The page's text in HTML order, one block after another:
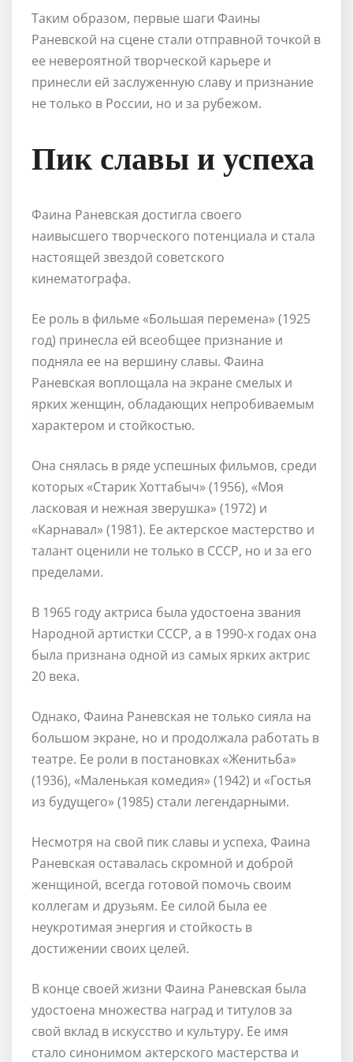
Таким образом, первые шаги Фаины
Раневской на сцене стали отправной точкой в
ее невероятной творческой карьере и
принесли ей заслуженную славу и признание
не только в России, но и за рубежом.
Пик славы и успеха
Фаина Раневская достигла своего
наивысшего творческого потенциала и стала
настоящей звездой советского
кинематографа.
Ее роль в фильме «Большая перемена» (1925
год) принесла ей всеобщее признание и
подняла ее на вершину славы. Фаина
Раневская воплощала на экране смелых и
ярких женщин, обладающих непробиваемым
характером и стойкостью.
Она снялась в ряде успешных фильмов, среди
которых «Старик Хоттабыч» (1956), «Моя
ласковая и нежная зверушка» (1972) и
«Карнавал» (1981). Ее актерское мастерство и
талант оценили не только в СССР, но и за его
пределами.
В 1965 году актриса была удостоена звания
Народной артистки СССР, а в 1990-х годах она
была признана одной из самых ярких актрис
20 века.
Однако, Фаина Раневская не только сияла на
большом экране, но и продолжала работать в
театре. Ее роли в постановках «Женитьба»
(1936), «Маленькая комедия» (1942) и «Гостья
из будущего» (1985) стали легендарными.
Несмотря на свой пик славы и успеха, Фаина
Раневская оставалась скромной и доброй
женщиной, всегда готовой помочь своим
коллегам и друзьям. Ее силой была ее
неукротимая энергия и стойкость в
достижении своих целей.
В конце своей жизни Фаина Раневская была
удостоена множества наград и титулов за
свой вклад в искусство и культуру. Ее имя
стало синонимом актерского мастерства и